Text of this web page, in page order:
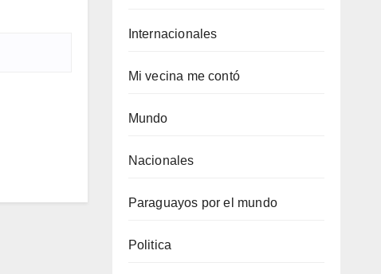
Internacionales
Mi vecina me contó
Mundo
Nacionales
Paraguayos por el mundo
Politica